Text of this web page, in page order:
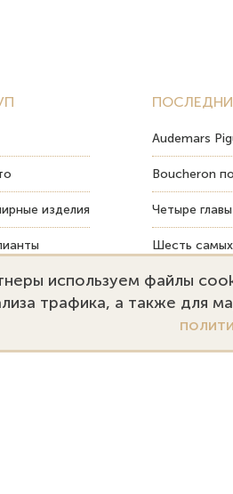
изделия
Audemars
Boucheron
Четыре
Шесть самых
Как
используем файлы
трафика, а также для